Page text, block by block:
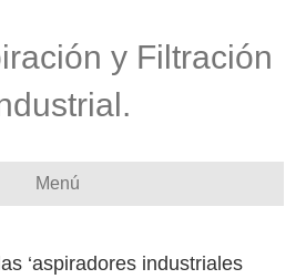
y Filtración
Menú
‘aspiradores industriales